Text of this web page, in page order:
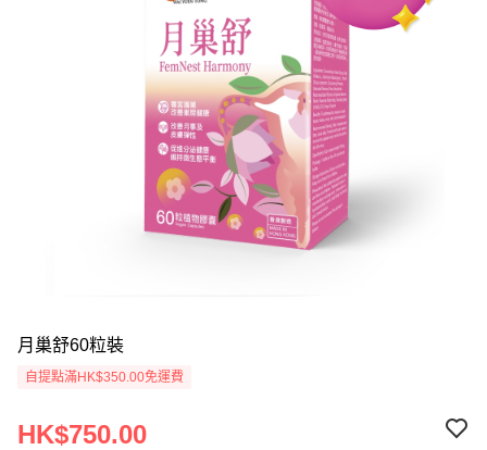
月巢舒60粒裝
自提點滿HK$350.00免運費
HK$750.00